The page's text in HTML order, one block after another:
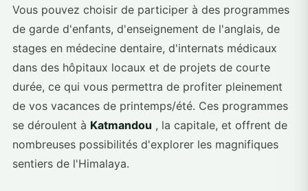
Vous pouvez choisir de participer à des programmes
de garde d'enfants, d'enseignement de l'anglais, de
stages en médecine dentaire, d'internats médicaux
dans des hôpitaux locaux et de projets de courte
durée, ce qui vous permettra de profiter pleinement
de vos vacances de printemps/été. Ces programmes
se déroulent à Katmandou , la capitale, et offrent de
nombreuses possibilités d'explorer les magnifiques
sentiers de l'Himalaya.